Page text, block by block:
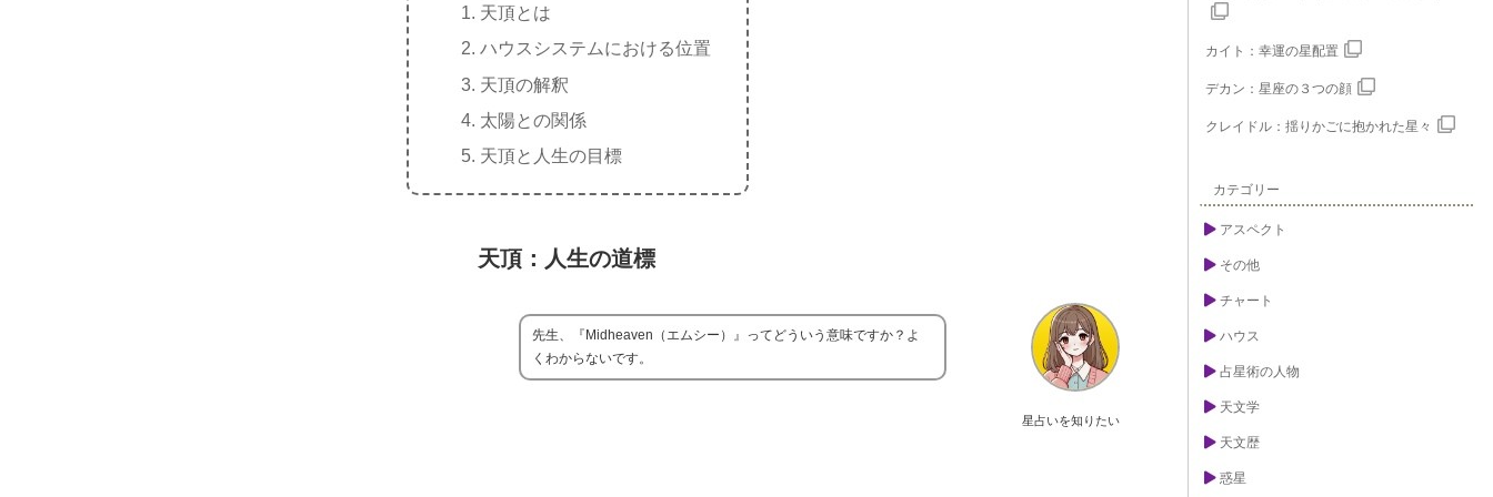
天頂とは
ハウスシステムにおける位置
天頂の解釈
太陽との関係
天頂と人生の目標
天頂：人生の道標
星占いを知りたい
先生、『Midheaven（エムシー）』ってどういう意味ですか？よ
くわからないです。
カイト：幸運の星配置
デカン：星座の３つの顔
クレイドル：揺りかごに抱かれた星々
カテゴリー
アスペクト
その他
チャート
ハウス
占星術の人物
天文学
天文歴
惑星